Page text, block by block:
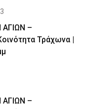
–
Τράχωνα |
–